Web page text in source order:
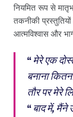
नियमित रूप से
तकनीकी
आत्मविश्वास और
“मेरे एक
बनाना
तौर पर मेरे
“ बाद में,